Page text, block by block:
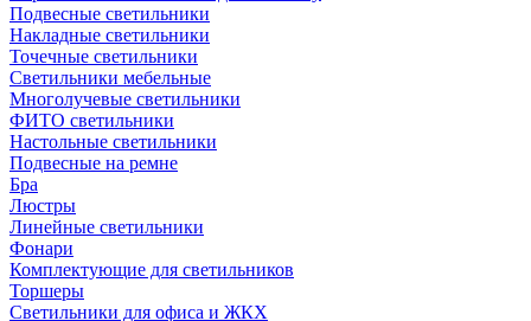
Подвесные светильники
Накладные светильники
Точечные светильники
Светильники мебельные
Многолучевые светильники
ФИТО светильники
Настольные светильники
Подвесные на ремне
Бра
Люстры
Линейные светильники
Фонари
Комплектующие для светильников
Торшеры
Светильники для офиса и ЖКХ